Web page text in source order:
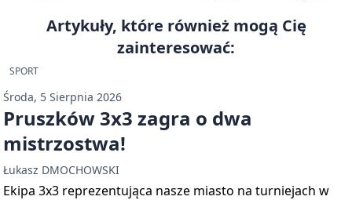
Artykuły, które również mogą Cię
zainteresować:
SPORT
Środa, 5 Sierpnia 2026
Pruszków 3x3 zagra o dwa
mistrzostwa!
Łukasz DMOCHOWSKI
Ekipa 3x3 reprezentująca nasze miasto na turniejach w